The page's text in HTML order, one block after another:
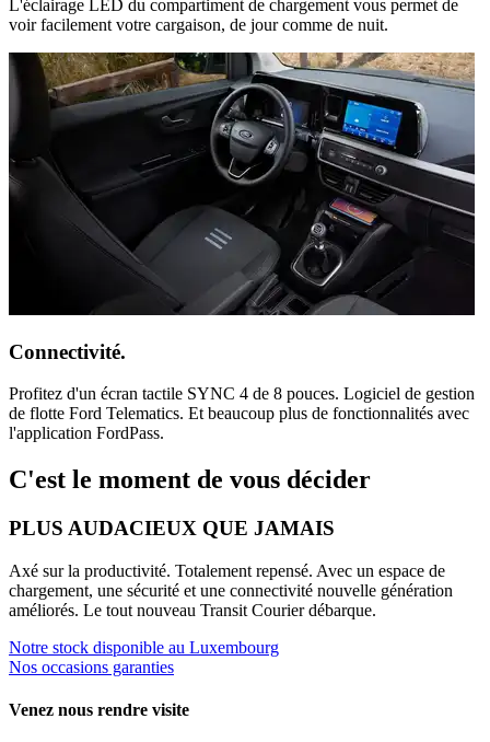
L'éclairage LED du compartiment de chargement vous permet de
voir facilement votre cargaison, de jour comme de nuit.
Connectivité.
Profitez d'un écran tactile SYNC 4 de 8 pouces. Logiciel de gestion
de flotte Ford Telematics. Et beaucoup plus de fonctionnalités avec
l'application FordPass.
C'est le moment de vous décider
PLUS AUDACIEUX QUE JAMAIS
Axé sur la productivité. Totalement repensé. Avec un espace de
chargement, une sécurité et une connectivité nouvelle génération
améliorés. Le tout nouveau Transit Courier débarque.
Notre stock disponible au Luxembourg
Nos occasions garanties
Venez nous rendre visite